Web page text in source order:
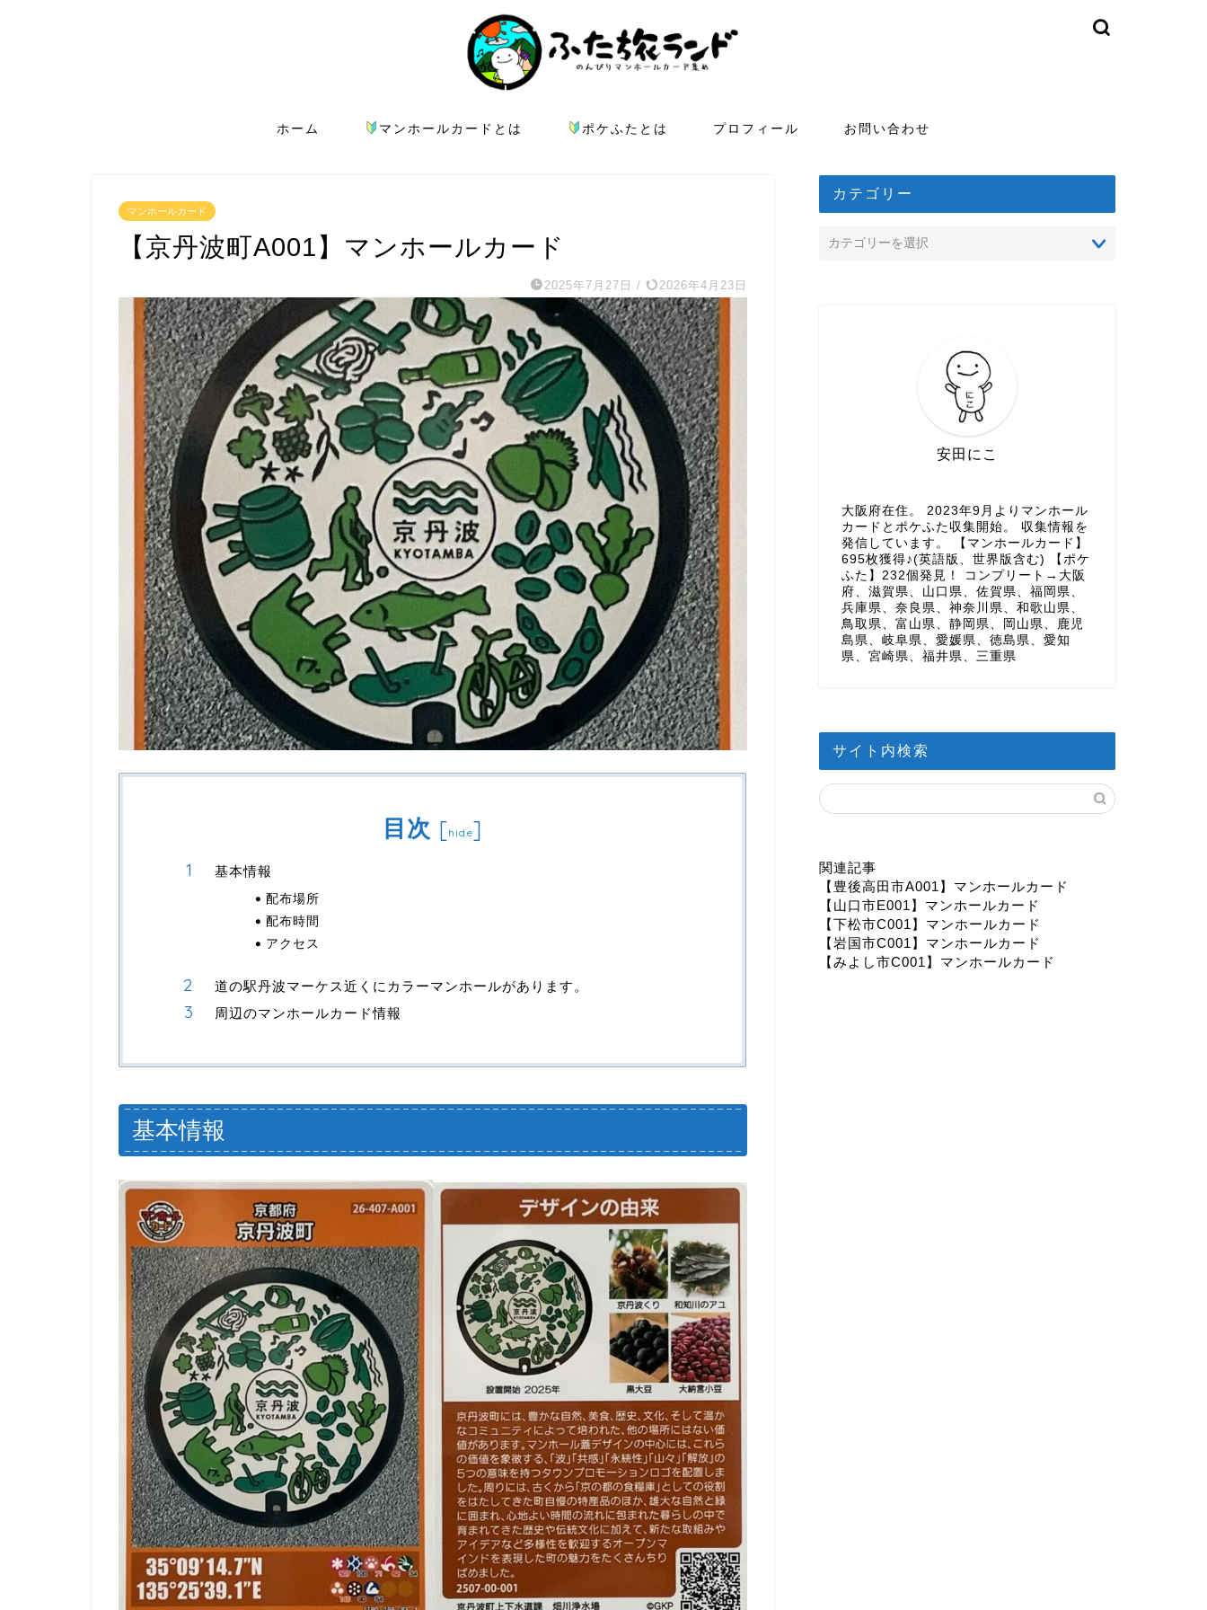
ホーム マンホールカードとは ポケふたとは プロフィール お問い合わせ
マンホールカード
【京丹波町A001】マンホールカード
2025年7月27日 / 2026年4月23日
目次 [hide]
基本情報
配布場所
配布時間
アクセス
道の駅丹波マーケス近くにカラーマンホールがあります。
周辺のマンホールカード情報
基本情報
カテゴリー
安田にこ
大阪府在住。 2023年9月よりマンホール
カードとポケふた収集開始。 収集情報を
発信しています。 【マンホールカード】
695枚獲得♪(英語版、世界版含む) 【ポケ
ふた】232個発見！ コンプリート→大阪
府、滋賀県、山口県、佐賀県、福岡県、
兵庫県、奈良県、神奈川県、和歌山県、
鳥取県、富山県、静岡県、岡山県、鹿児
島県、岐阜県、愛媛県、徳島県、愛知
県、宮崎県、福井県、三重県
サイト内検索
関連記事
【豊後高田市A001】マンホールカード
【山口市E001】マンホールカード
【下松市C001】マンホールカード
【岩国市C001】マンホールカード
【みよし市C001】マンホールカード